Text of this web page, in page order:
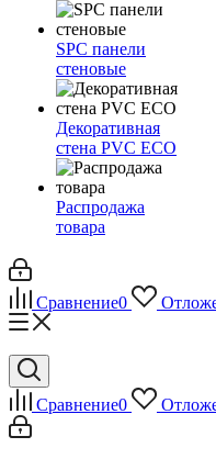
SPC панели
стеновые
Декоративная
стена PVC ECO
Распродажа
товара
Сравнение0
Сравнение0